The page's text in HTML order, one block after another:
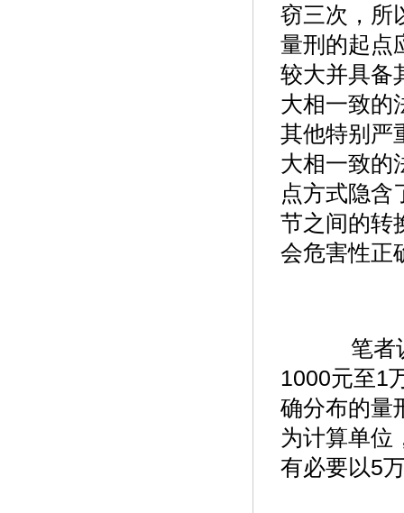
窃三次，所
量刑的起点
较大并具备
大相一致的
其他特别严
大相一致的
点方式隐含
节之间的转
会危害性正
笔者认
1000元至1
确分布的量
为计算单位
有必要以5